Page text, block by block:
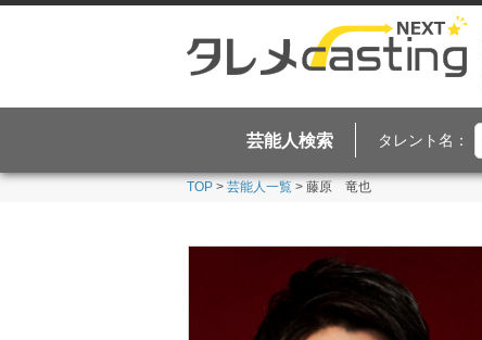
芸能人検索 タレント名：
TOP > 芸能人一覧 > 藤原 竜也